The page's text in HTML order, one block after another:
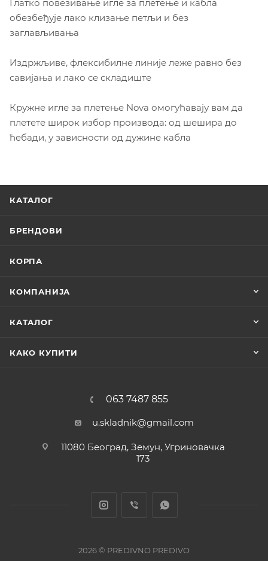
Глатко повезивање игле за плетење и кабла
обезбеђује лако клизање петљи и без
заглављивања
Издржљиве, флексибилне линије леже равно без
савијања и лако се складиште
Кружне игле за плетење Nova омогућавају вам да
плетете широк избор производа: од шешира до
ћебади, у зависности од дужине кабла
КАТАЛОГ
БРЕНДОВИ
КОРПА
КОМПАНИЈА
КАТАЛОГ
КАКО КУПИТИ
063 7487 855
u.skladnik@gmail.com
11080 Београд, Земун, Угриновачка
173
2026 © PREDIVNO PREDIVO